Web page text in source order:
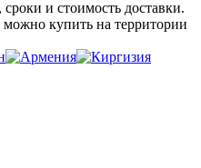
и стоимость доставки.
купить на территории